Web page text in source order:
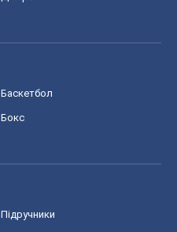
Баскетбол
Бокс
Підручники